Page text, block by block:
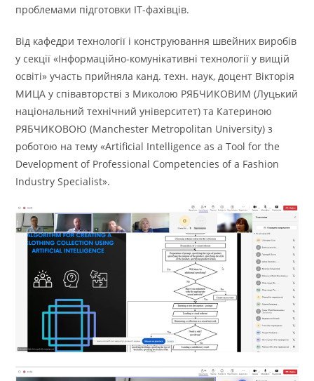
проблемами підготовки ІТ-фахівців.
Від кафедри технології і конструювання швейних виробів
у секції «Інформаційно-комунікативні технології у вищій
освіті» участь прийняла канд. техн. наук, доцент Вікторія
МИЦА у співавторстві з Миколою РЯБЧИКОВИМ (Луцький
національний технічний університет) та Катериною
РЯБЧИКОВОЮ (Manchester Metropolitan University) з
роботою на тему «Artificial Intelligence as a Tool for the
Development of Professional Competencies of a Fashion
Industry Specialist».